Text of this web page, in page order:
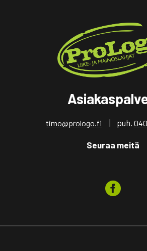
timo@prologo.fi | puh.
Seuraa meitä